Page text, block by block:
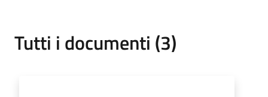
Tutti i documenti (3)